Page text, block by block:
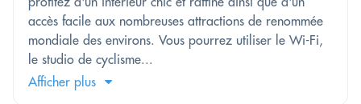
accès facile aux nombreuses attractions de renommée
mondiale des environs. Vous pourrez utiliser le Wi-Fi,
le studio de cyclisme...
Afficher plus